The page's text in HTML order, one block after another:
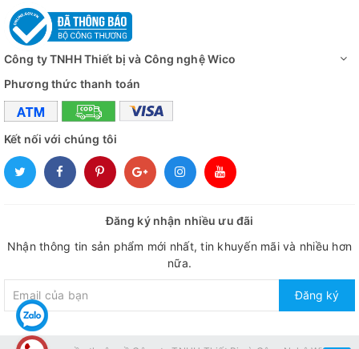
Công ty TNHH Thiết bị và Công nghệ Wico
Phương thức thanh toán
Kết nối với chúng tôi
Đăng ký nhận nhiều ưu đãi
Nhận thông tin sản phẩm mới nhất, tin khuyến mãi và nhiều hơn
nữa.
Đăng ký